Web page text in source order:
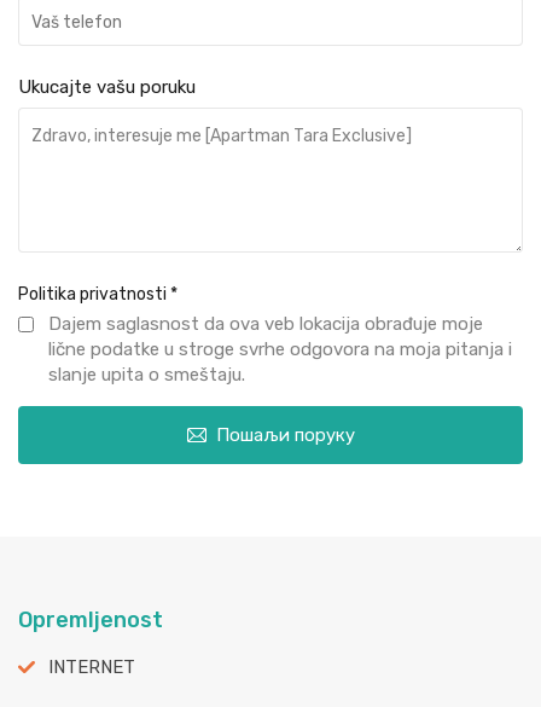
Ukucajte vašu poruku
Politika privatnosti *
Dajem saglasnost da ova veb lokacija obrađuje moje
lične podatke u stroge svrhe odgovora na moja pitanja i
slanje upita o smeštaju.
Пошаљи поруку
Opremljenost
INTERNET